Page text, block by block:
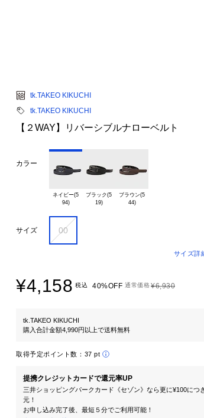
tk.TAKEO KIKUCHI
tk.TAKEO KIKUCHI
【２WAY】リバーシブルナローベルト
カラー
ネイビー(5
94)
ブラック(5
19)
ブラウン(5
44)
サイズ 00
サイズ詳
¥4,158 税込 40%OFF 通常価格¥6,930
tk.TAKEO KIKUCHI
購入合計金額4,990円以上で送料無料
取得予定ポイント数： 37 pt
提携クレジットカードで還元率UP
三井ショッピングパークカード《セゾン》なら更に¥100につ
元！
お申し込み完了後、最短５分でご利用可能！